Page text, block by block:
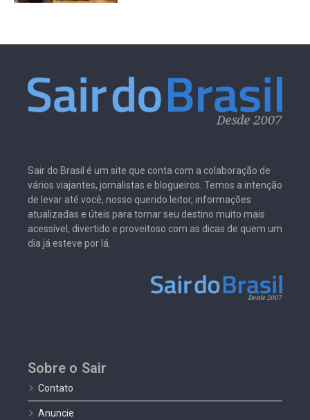
Sair do Brasil é um site que conta com a colaboração de
vários viajantes, jornalistas e blogueiros. Temos a intenção
de levar até você, nosso querido leitor, informações
atualizadas e úteis para tornar seu destino muito mais
acessível, divertido e proveitoso com as dicas de quem um
dia já esteve por lá.
Sobre o Sair
Contato
Anuncie